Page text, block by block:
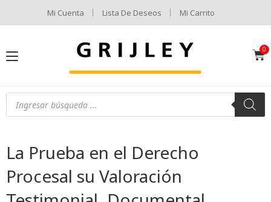
Mi Cuenta Lista De Deseos Mi Carrito
La Prueba en el Derecho
Procesal su Valoración